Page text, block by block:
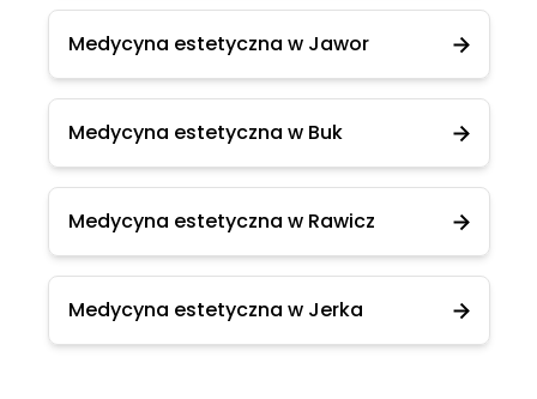
Medycyna estetyczna w Jawor
Medycyna estetyczna w Buk
Medycyna estetyczna w Rawicz
Medycyna estetyczna w Jerka